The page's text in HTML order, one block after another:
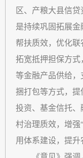
区、产粮大县信
是持续巩固拓展
帮扶质效，优化
拓宽抵押担保方式
等金融产品供给
捆打包等方式，
投资、基金信托
村治理质效，增
用体系建设，提升